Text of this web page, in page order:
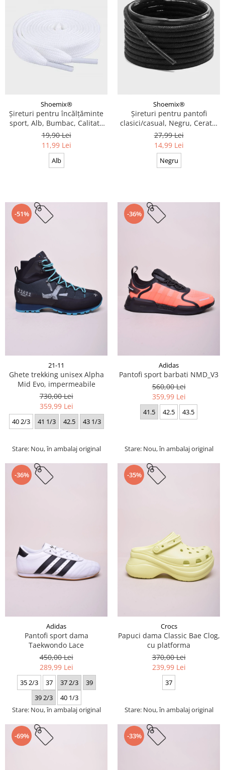
Shoemix®
Șireturi pentru încălțăminte
sport, Alb, Bumbac, Calitate
premium, 100 cm x 0.8 cm
19,90 Lei
11,99 Lei
Alb
Shoemix®
Șireturi pentru pantofi
clasici/casual, Negru, Cerate,
Calitate premium, 110 cm x
0.3 cm
27,99 Lei
14,99 Lei
Negru
-51%
21-11
Ghete trekking unisex Alpha
Mid Evo, impermeabile
730,00 Lei
359,99 Lei
40 2/3 41 1/3 42.5 43 1/3
Stare: Nou, în ambalaj original
-36%
Adidas
Pantofi sport barbati NMD_V3
560,00 Lei
359,99 Lei
41.5 42.5 43.5
Stare: Nou, în ambalaj original
-36%
Adidas
Pantofi sport dama
Taekwondo Lace
450,00 Lei
289,99 Lei
35 2/3 37 37 2/3
39
39 2/3
40 1/3
Stare: Nou, în ambalaj original
-35%
Crocs
Papuci dama Classic Bae Clog,
cu platforma
370,00 Lei
239,99 Lei
37
Stare: Nou, în ambalaj original
-69% -33%